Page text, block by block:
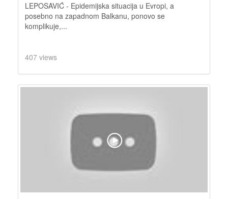
LEPOSAVIĆ - Epidemijska situacija u Evropi, a
posebno na zapadnom Balkanu, ponovo se
komplikuje,...
407 views